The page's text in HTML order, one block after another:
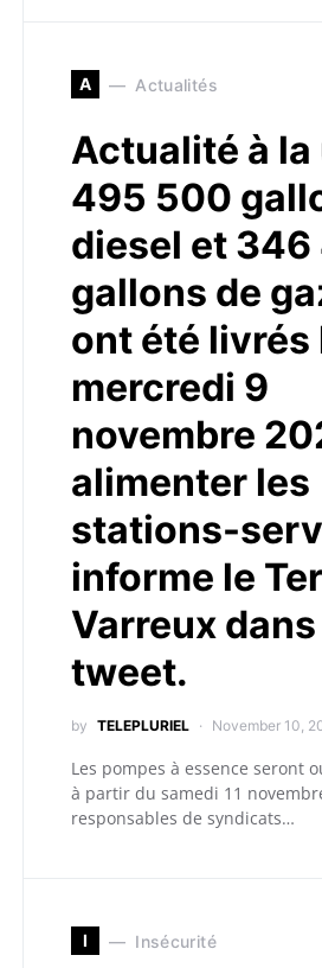
A Actualités
Actualité à la
495 500
diesel et
gallons de
ont été livrés
mercredi 9
novembre
alimenter les
stations-
informe le
Varreux
tweet.
by TELEPLURIEL November 10,
Les pompes à essence seront
à partir du samedi 11
responsables de syndicats…
I Insécurité